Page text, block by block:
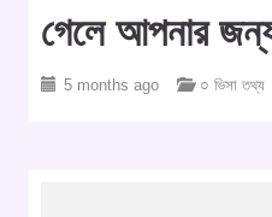
গেলে আপনার
5 months ago ○ ভিসা তথ্য